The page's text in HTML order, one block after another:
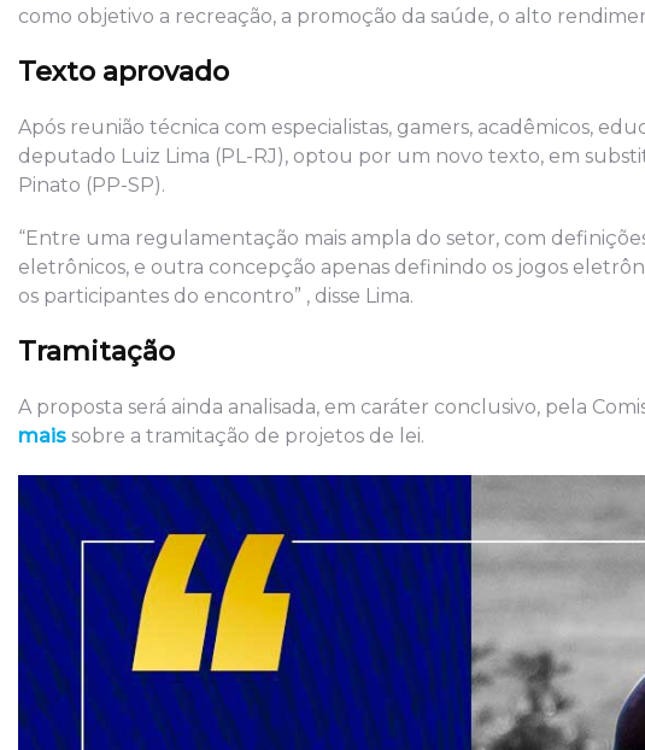
como objetivo a recreação, a promoção da saúde, o alto
Texto aprovado
Após reunião técnica com especialistas, gamers, acadêmicos,
deputado Luiz Lima (PL-RJ), optou por um novo texto, em
Pinato (PP-SP).
“Entre uma regulamentação mais ampla do setor, com
eletrônicos, e outra concepção apenas definindo os jogos
os participantes do encontro” , disse Lima.
Tramitação
A proposta será ainda analisada, em caráter conclusivo, pela
mais sobre a tramitação de projetos de lei.